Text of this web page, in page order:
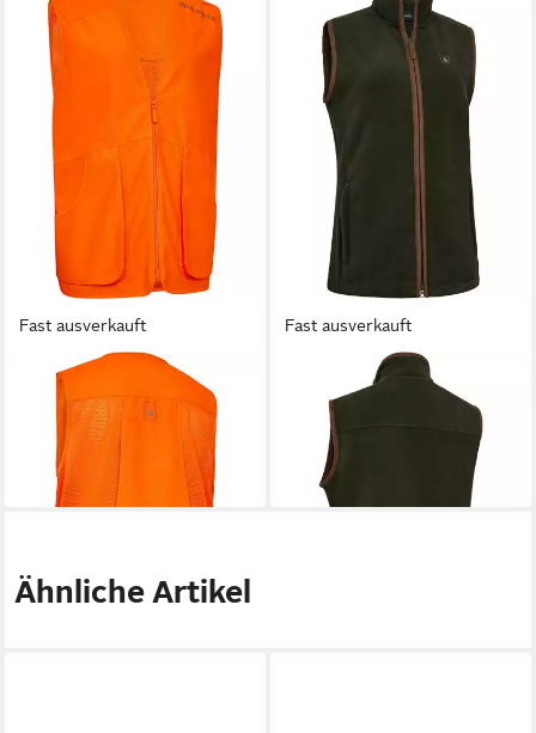
Fast ausverkauft
DEERHUNTER
Jagdweste Signalweste
Mesh
ab 33,99 € UVP
Fast ausverkauft
DEERHUNTER
Fleeceweste Damen
Fleeceweste Cumbria
39,99 €
Ähnliche Artikel